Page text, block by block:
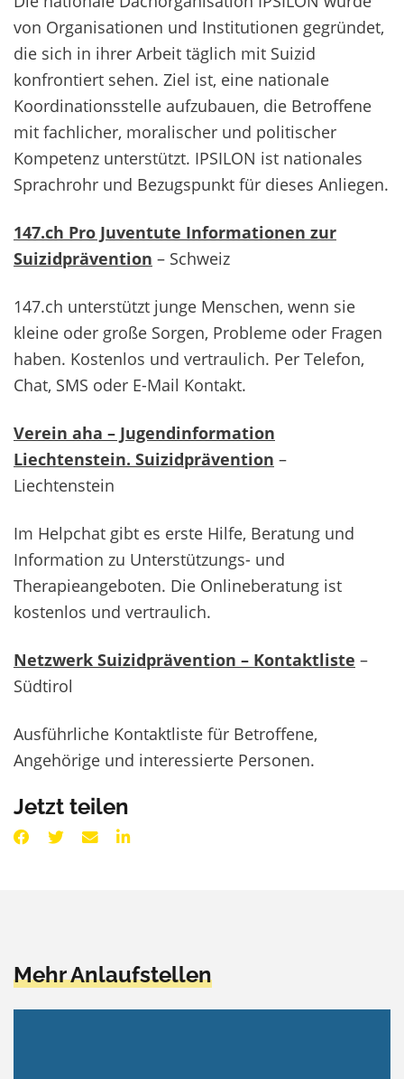
von Organisationen und Institutionen gegründet,
die sich in ihrer Arbeit täglich mit Suizid
konfrontiert sehen. Ziel ist, eine nationale
Koordinationsstelle aufzubauen, die Betroffene
mit fachlicher, moralischer und politischer
Kompetenz unterstützt. IPSILON ist nationales
Sprachrohr und Bezugspunkt für dieses Anliegen.
147.ch Pro Juventute Informationen zur
Suizidprävention – Schweiz
147.ch unterstützt junge Menschen, wenn sie
kleine oder große Sorgen, Probleme oder Fragen
haben. Kostenlos und vertraulich. Per Telefon,
Chat, SMS oder E-Mail Kontakt.
Verein aha – Jugendinformation
Liechtenstein. Suizidprävention –
Liechtenstein
Im Helpchat gibt es erste Hilfe, Beratung und
Information zu Unterstützungs- und
Therapieangeboten. Die Onlineberatung ist
kostenlos und vertraulich.
Netzwerk Suizidprävention – Kontaktliste –
Südtirol
Ausführliche Kontaktliste für Betroffene,
Angehörige und interessierte Personen.
Jetzt teilen
Mehr Anlaufstellen